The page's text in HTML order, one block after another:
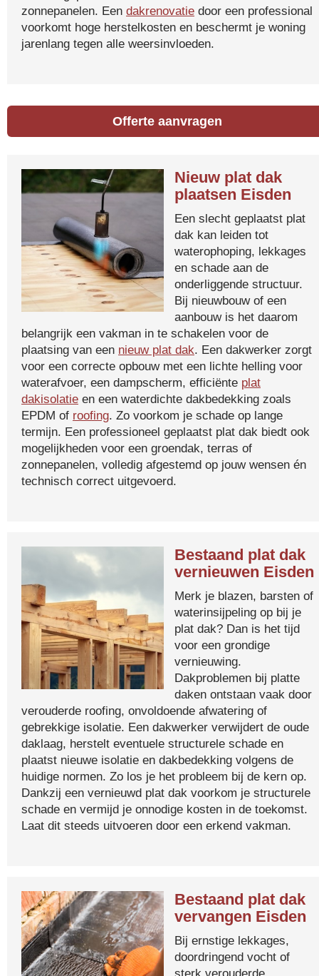
zonnepanelen. Een dakrenovatie door een professional
voorkomt hoge herstelkosten en beschermt je woning
jarenlang tegen alle weersinvloeden.
Offerte aanvragen
Nieuw plat dak
plaatsen Eisden
Een slecht geplaatst plat
dak kan leiden tot
waterophoping, lekkages
en schade aan de
onderliggende structuur.
Bij nieuwbouw of een
aanbouw is het daarom
belangrijk een vakman in te schakelen voor de
plaatsing van een nieuw plat dak. Een dakwerker zorgt
voor een correcte opbouw met een lichte helling voor
waterafvoer, een dampscherm, efficiënte plat
dakisolatie en een waterdichte dakbedekking zoals
EPDM of roofing. Zo voorkom je schade op lange
termijn. Een professioneel geplaatst plat dak biedt ook
mogelijkheden voor een groendak, terras of
zonnepanelen, volledig afgestemd op jouw wensen én
technisch correct uitgevoerd.
Bestaand plat dak
vernieuwen Eisden
Merk je blazen, barsten of
waterinsijpeling op bij je
plat dak? Dan is het tijd
voor een grondige
vernieuwing.
Dakproblemen bij platte
daken ontstaan vaak door
verouderde roofing, onvoldoende afwatering of
gebrekkige isolatie. Een dakwerker verwijdert de oude
daklaag, herstelt eventuele structurele schade en
plaatst nieuwe isolatie en dakbedekking volgens de
huidige normen. Zo los je het probleem bij de kern op.
Dankzij een vernieuwd plat dak voorkom je structurele
schade en vermijd je onnodige kosten in de toekomst.
Laat dit steeds uitvoeren door een erkend vakman.
Bestaand plat dak
vervangen Eisden
Bij ernstige lekkages,
doordringend vocht of
sterk verouderde